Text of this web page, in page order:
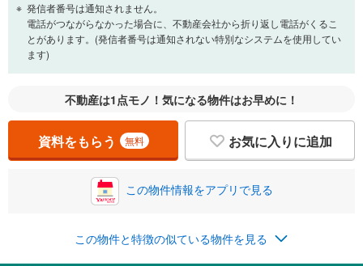
発信者番号は通知されません。
電話がつながらなかった場合に、不動産会社から折り返し電話がくるこ
とがあります。(発信者番号は通知されない特別なシステムを使用してい
ます)
不動産は1点モノ！気になる物件はお早めに！
資料をもらう 無料 お気に入りに追加
この物件情報をアプリで見る
この物件と特徴の似ている物件を見る